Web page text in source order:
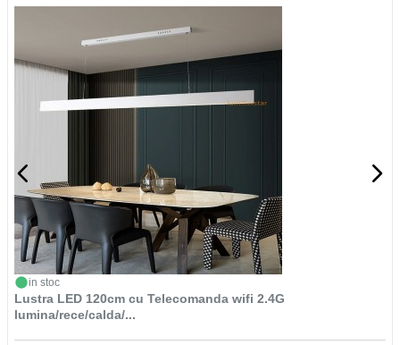
in stoc
Lustra LED 120cm cu Telecomanda wifi 2.4G
lumina/rece/calda/...